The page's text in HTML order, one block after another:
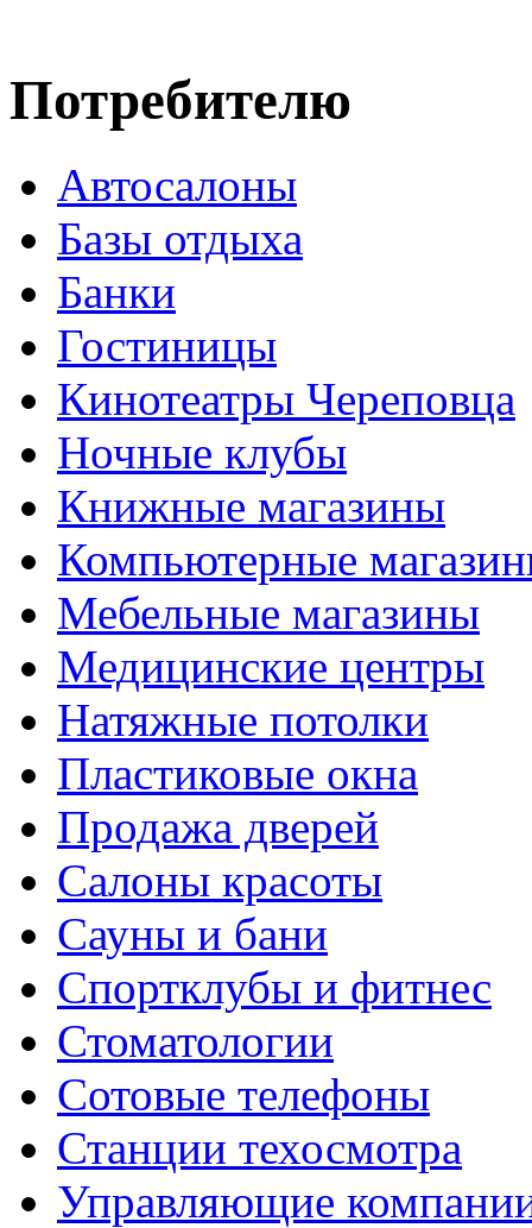
Потребителю
Автосалоны
Базы отдыха
Банки
Гостиницы
Кинотеатры Череповца
Ночные клубы
Книжные магазины
Компьютерные
Мебельные магазины
Медицинские центры
Натяжные потолки
Пластиковые окна
Продажа дверей
Салоны красоты
Сауны и бани
Спортклубы и фитнес
Стоматологии
Сотовые телефоны
Станции техосмотра
Управляющие